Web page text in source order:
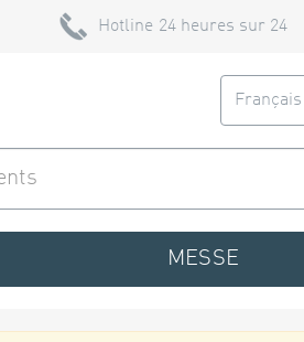
Hotline 24 heures sur 24
Français
MESSE